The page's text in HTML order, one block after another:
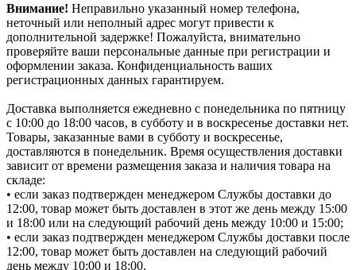
Внимание! Неправильно указанный номер телефона,
неточный или неполный адрес могут привести к
дополнительной задержке! Пожалуйста, внимательно
проверяйте ваши персональные данные при регистрации и
оформлении заказа. Конфиденциальность ваших
регистрационных данных гарантируем.
Доставка выполняется ежедневно с понедельника по пятницу
с 10:00 до 18:00 часов, в субботу и в воскресенье доставки нет.
Товары, заказанные вами в субботу и воскресенье,
доставляются в понедельник. Время осуществления доставки
зависит от времени размещения заказа и наличия товара на
складе:
• если заказ подтвержден менеджером Службы доставки до
12:00, товар может быть доставлен в этот же день между 15:00
и 18:00 или на следующий рабочий день между 10:00 и 15:00;
• если заказ подтвержден менеджером Службы доставки после
12:00, товар может быть доставлен на следующий рабочий
день между 10:00 и 18:00.